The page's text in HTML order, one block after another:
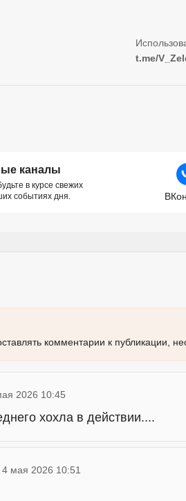
t.me/
каналы
в курсе свежих
событиях дня.
комментарии к публикации,
2026 10:45
хохла в действии....
4 мая 2026 10:51